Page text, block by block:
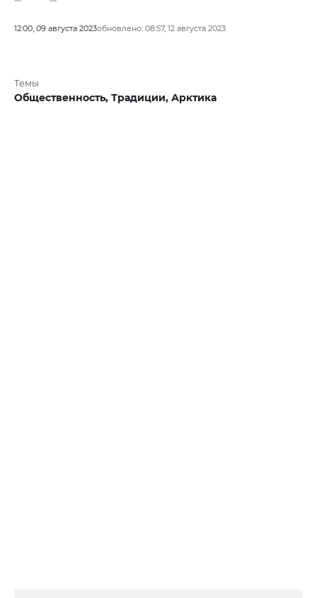
12:00, 09 августа 2023обновлено: 08:57, 12 августа 2023
Темы
Общественность, Традиции, Арктика